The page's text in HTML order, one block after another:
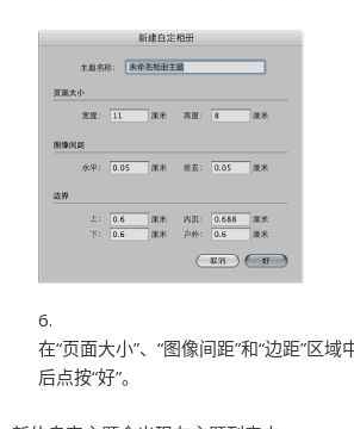
在“页面大小”、“图像间距”和“边距”区
后点按“好”。